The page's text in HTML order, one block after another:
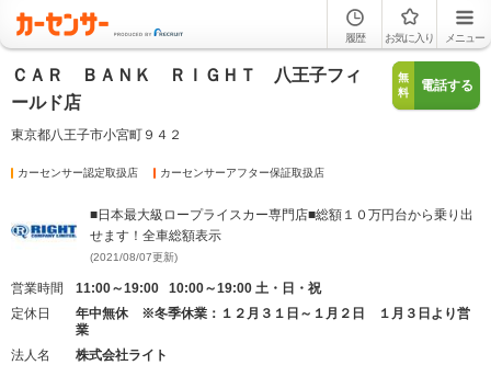
履歴 お気に入り メニュー
ＣＡＲ ＢＡＮＫ ＲＩＧＨＴ 八王子フィ
ールド店
東京都八王子市小宮町９４２
無
料
電話する
カーセンサー認定取扱店 カーセンサーアフター保証取扱店
■日本最大級ロープライスカー専門店■総額１０万円台から乗り出
せます！全車総額表示
(2021/08/07更新)
営業時間
11:00～19:00 10:00～19:00 土・日・祝
定休日
年中無休 ※冬季休業：１２月３１日～１月２日 １月３日より営
業
法人名
株式会社ライト